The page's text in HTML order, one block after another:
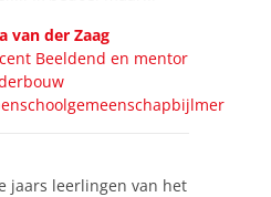
van der Zaag
Beeldend en mentor
jaars leerlingen van het